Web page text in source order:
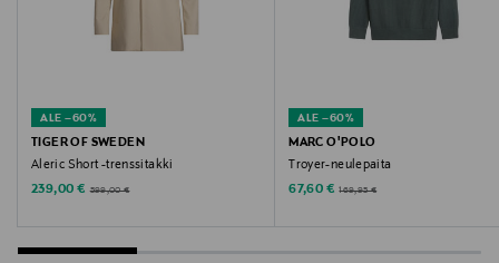
Valmistajan tuotenumero
2067130
ALE –60%
TIGER OF SWEDEN
Aleric Short -trenssitakki
Discounted Price
239,00 € Original Price
599,00 €
ALE –60%
MARC O'POLO
Troyer-neulepaita
Discounted Price
67,60 € Original Price
169,95 €